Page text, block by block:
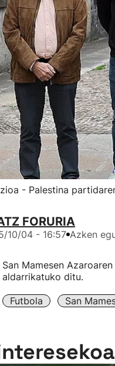
- Palestina
FORURIA
10/04 - 16:57 Azken
San Mamesen
aldarrikatuko ditu.
Futbola San